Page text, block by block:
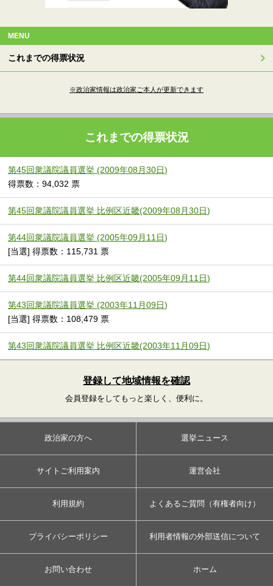
MENU
これまでの得票状況
※政治家情報は政治家ご本人が更新できます
これまでの得票状況
第45回衆議院議員選挙 (2009年08月30日)
得票数：94,032 票
第45回衆議院議員選挙 比例区近畿(2009年08月30日)
第44回衆議院議員選挙 (2005年09月11日)
[当選] 得票数：115,731 票
第44回衆議院議員選挙 比例区近畿(2005年09月11日)
第43回衆議院議員選挙 (2003年11月09日)
[当選] 得票数：108,479 票
第43回衆議院議員選挙 比例区近畿(2003年11月09日)
登録して地域情報を確認
会員登録をしてもっと楽しく、便利に。
政治家の方へ 選挙ニュース
サイトご利用案内 運営会社
利用規約 よくあるご質問（有権者向け）
プライバシーポリシー 利用者情報の外部送信について
お問い合わせ ホーム